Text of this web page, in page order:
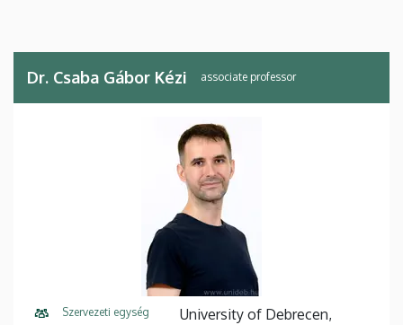
Dr. Csaba Gábor Kézi associate professor
Szervezeti egység
University of Debrecen,